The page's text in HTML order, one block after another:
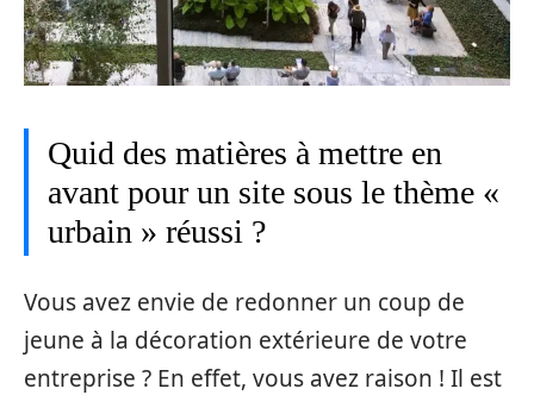
Quid des matières à mettre en
avant pour un site sous le thème «
urbain » réussi ?
Vous avez envie de redonner un coup de
jeune à la décoration extérieure de votre
entreprise ? En effet, vous avez raison ! Il est